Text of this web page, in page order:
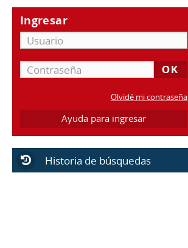
Ingresar
Olvidé mi contraseña
Ayuda para ingresar
Historia de búsquedas